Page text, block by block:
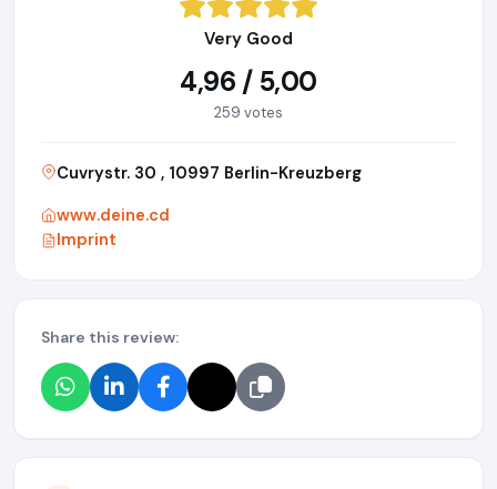
Very Good
4,96 / 5,00
259 votes
Cuvrystr. 30 , 10997 Berlin-Kreuzberg
www.deine.cd
Imprint
Share this review: